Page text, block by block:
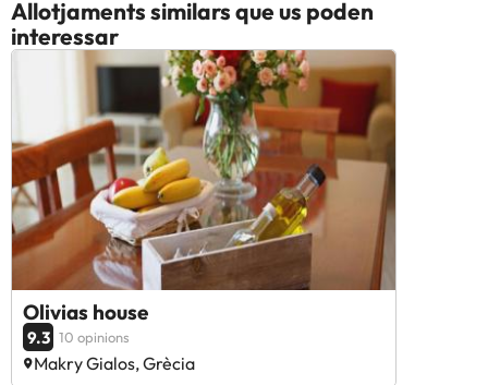
Allotjaments similars que us poden
interessar
Olivias house
9.3 10 opinions
Makry Gialos, Grècia